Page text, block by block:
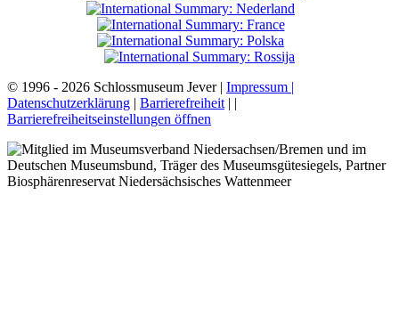
© 1996 - 2026 Schlossmuseum Jever | Impressum |
Datenschutzerklärung | Barrierefreiheit | |
Barrierefreiheitseinstellungen öffnen